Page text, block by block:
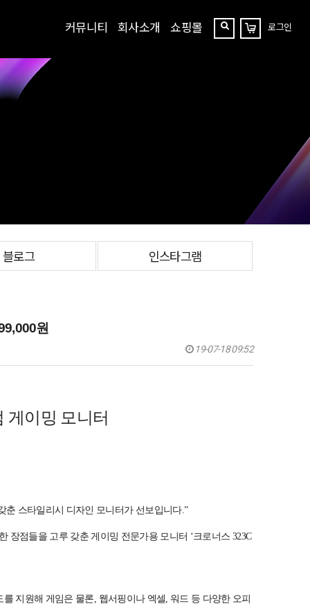
커뮤니티 회사소개 쇼핑몰
찾
장
바
로그인
블로그 인스타그램
원
19-07-18 09:52
게이밍 모니터
춘 스타일리시 디자인 모니터가 선보입니다.”
장점들을 고루 갖춘 게이밍 전문가용 모니터 ‘크로너스 323C
를 지원해 게임은 물론, 웹서핑이나 엑셀, 워드 등 다양한 오피